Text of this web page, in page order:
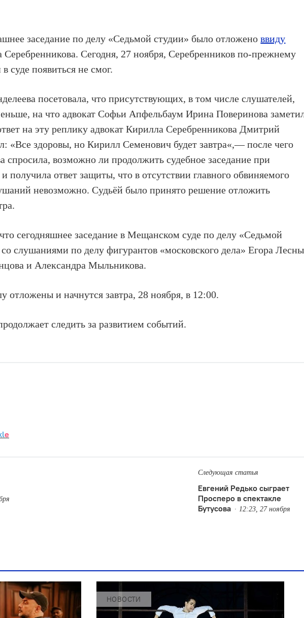
заседание по делу «Седьмой студии» было отложеноввиду
Серебренникова. Сегодня, 27 ноября, Серебренников по-прежнему
суде появиться не смог.
посетовала, что присутствующих, в том числе слушателей,
на что адвокат Софьи Апфельбаум Ирина Поверинова
на эту реплику адвокат Кирилла Серебренникова Дмитрий
«Все здоровы, но Кирилл Семенович будет завтра«,— после чего
спросила, возможно ли продолжить судебное заседание при
получила ответ защиты, что в отсутствии главного обвиняемого
невозможно. Судьёй было принято решение отложить
сегодняшнее заседание в Мещанском суде по делу «Седьмой
слушаниями по делу фигурантов «московского дела» Егора
и Александра Мыльникова.
отложены и начнутся завтра, 28 ноября, в 12:00.
следить за развитием событий.
e
Следующая статья
Евгений Редько сыграет
Просперо в спектакле
Бутусова
12:23, 27 ноября
НОВОСТИ